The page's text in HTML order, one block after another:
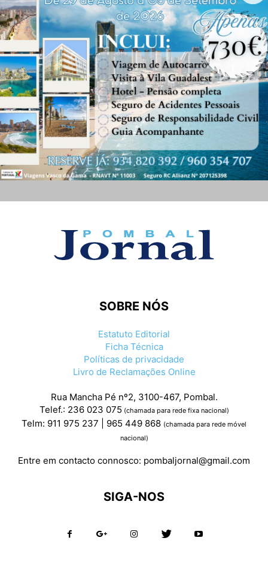
SOBRE NÓS
Estatuto Editorial
Ficha Técnica
Políticas de privacidade
Livro de Reclamações Online
Rua Mancha Pé nº2, 3100-467, Pombal.
Telef.: 236 023 075 (chamada para rede fixa nacional)
Telm: 911 975 237 | 965 449 868 (chamada para rede móvel
nacional)
Entre em contacto connosco: pombaljornal@gmail.com
SIGA-NOS